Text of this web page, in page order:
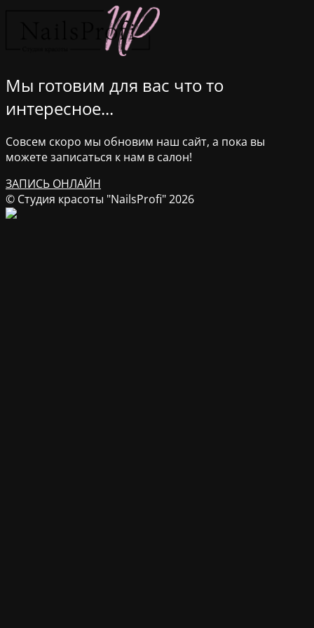
Мы готовим для вас что то
интересное...
Совсем скоро мы обновим наш сайт, а пока вы
можете записаться к нам в салон!
ЗАПИСЬ ОНЛАЙН
© Студия красоты "NailsProfi" 2026